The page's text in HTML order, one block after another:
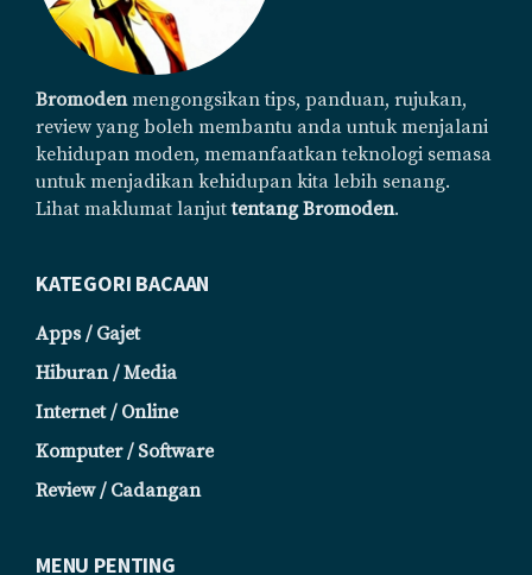
Bromodenmengongsikan tips, panduan, rujukan,
review yang boleh membantu anda untuk menjalani
kehidupan moden, memanfaatkan teknologi semasa
untuk menjadikan kehidupan kita lebih senang.
Lihat maklumat lanjuttentang Bromoden.
KATEGORI BACAAN
Apps / Gajet
Hiburan / Media
Internet / Online
Komputer / Software
Review / Cadangan
MENU PENTING